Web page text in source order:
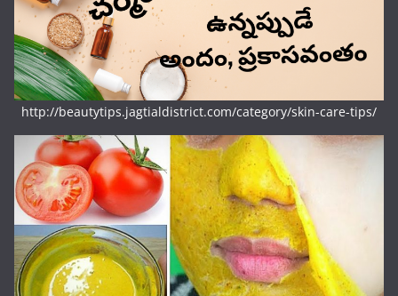
http://beautytips.jagtialdistrict.com/category/skin-care-tips/